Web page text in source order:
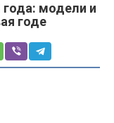
модели и
годе